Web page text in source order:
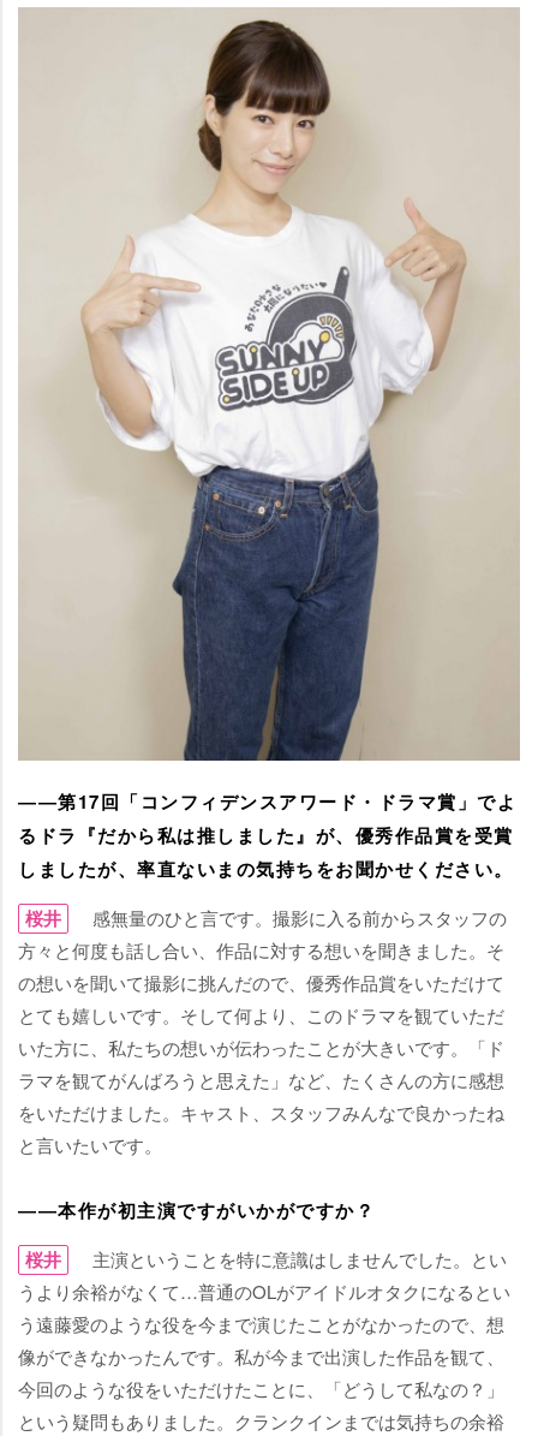
――第17回「コンフィデンスアワード・ドラマ賞」でよ
るドラ『だから私は推しました』が、優秀作品賞を受賞
しましたが、率直ないまの気持ちをお聞かせください。
桜井
感無量のひと言です。撮影に入る前からスタッフの
方々と何度も話し合い、作品に対する想いを聞きました。そ
の想いを聞いて撮影に挑んだので、優秀作品賞をいただけて
とても嬉しいです。そして何より、このドラマを観ていただ
いた方に、私たちの想いが伝わったことが大きいです。「ド
ラマを観てがんばろうと思えた」など、たくさんの方に感想
をいただけました。キャスト、スタッフみんなで良かったね
と言いたいです。
――本作が初主演ですがいかがですか？
桜井
主演ということを特に意識はしませんでした。とい
うより余裕がなくて…普通のOLがアイドルオタクになるとい
う遠藤愛のような役を今まで演じたことがなかったので、想
像ができなかったんです。私が今まで出演した作品を観て、
今回のような役をいただけたことに、「どうして私なの？」
という疑問もありました。クランクインまでは気持ちの余裕